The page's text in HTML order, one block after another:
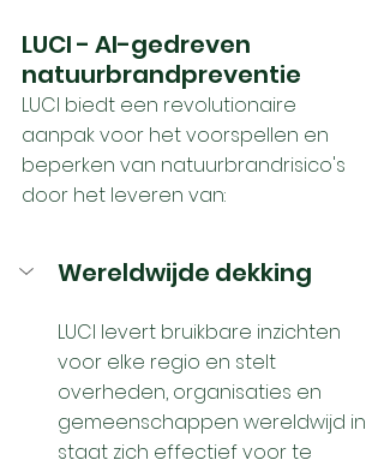
LUCI - AI-gedreven
natuurbrandpreventie
LUCI biedt een revolutionaire
aanpak voor het voorspellen en
beperken van natuurbrandrisico's
door het leveren van:
Wereldwijde dekking
LUCI levert bruikbare inzichten
voor elke regio en stelt
overheden, organisaties en
gemeenschappen wereldwijd in
staat zich effectief voor te